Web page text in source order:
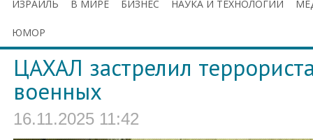
ИЗРАИЛЬ В МИРЕ БИЗНЕС НАУКА И ТЕХНОЛОГИИ
ЮМОР
ЦАХАЛ застрелил
военных
16.11.2025 11:42